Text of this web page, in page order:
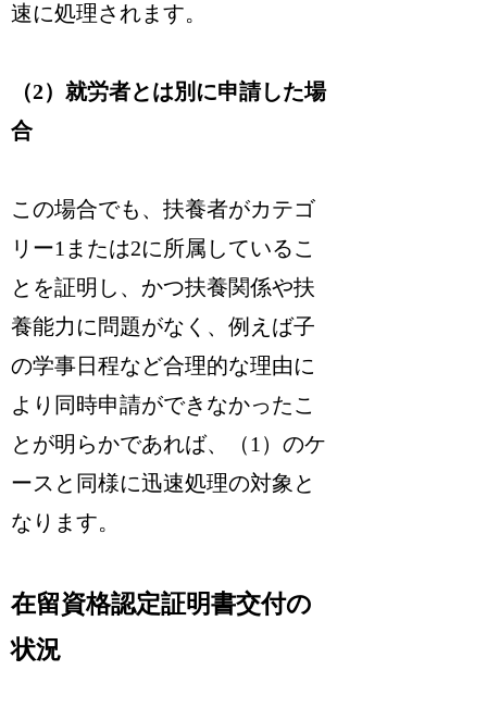
速に処理されます。
（2）就労者とは別に申請した場
合
この場合でも、扶養者がカテゴ
リー1または2に所属しているこ
とを証明し、かつ扶養関係や扶
養能力に問題がなく、例えば子
の学事日程など合理的な理由に
より同時申請ができなかったこ
とが明らかであれば、（1）のケ
ースと同様に迅速処理の対象と
なります。
在留資格認定証明書交付の
状況